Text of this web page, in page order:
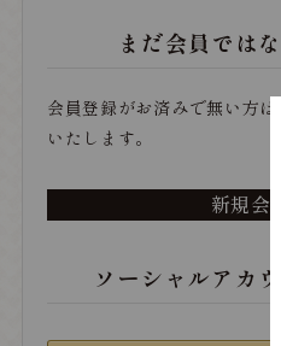
まだ会員では
会員登録がお済みで無い方は
いたします。
新規会
ソーシャルアカ